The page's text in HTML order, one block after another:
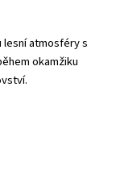
lesní atmosféry s
okamžiku